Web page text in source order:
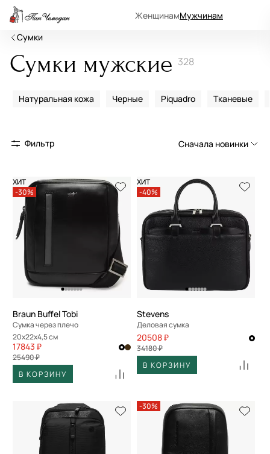
ЖенщинамМужчинам
Сумки
Сумки мужские 328
Натуральная кожа Черные Piquadro Тканевые
Фильтр Сначала новинки
Сначала новинки
Сначала популярные
По возрастанию цены
По убыванию цены
По размеру скидки
ХИТ
-30%
Braun Buffel Tobi
Сумка через плечо
20x22x4,5 см
17843 ₽
25490 ₽
В КОРЗИНУ
ХИТ
-40%
Stevens
Деловая сумка
20508 ₽
34180 ₽
В КОРЗИНУ
-30%